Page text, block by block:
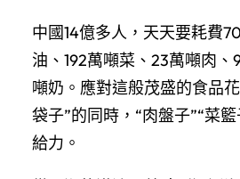
中國14億多人，天天要耗費
油、192萬噸菜、23萬噸肉、
噸奶。應對這般茂盛的食品
袋子”的同時，“肉盤子”“菜
給力。